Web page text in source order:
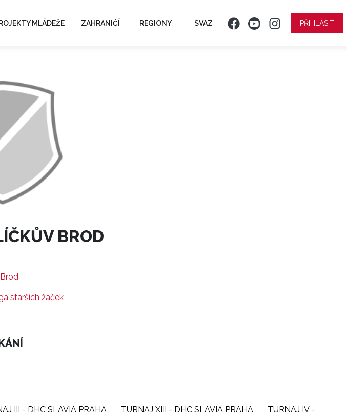
MLÁDEŽE ZAHRANIČÍ REGIONY SVAZ PŘIHLÁSIT
BROD
starších žaček
III - DHC SLAVIA PRAHA TURNAJ XIII - DHC SLAVIA PRAHA
TURNAJ IV -